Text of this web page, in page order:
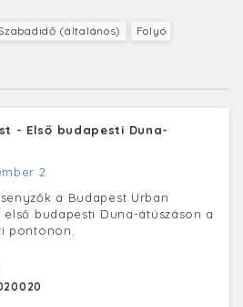
(általános)
Folyó
- Első budapesti Duna-
2.
a Budapest Urban
budapesti Duna-átúszáson a
pontonon.